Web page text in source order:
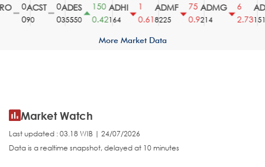
ACST
90
ADES
35550
150
0.42
ADHI
164
0.61
ADMF
8225
75
0.9
ADMG
214
2.731510
More Market Data
Market Watch
Last updated : 03.18 WIB | 24/07/2026
Data is a realtime snapshot, delayed at 10 minutes